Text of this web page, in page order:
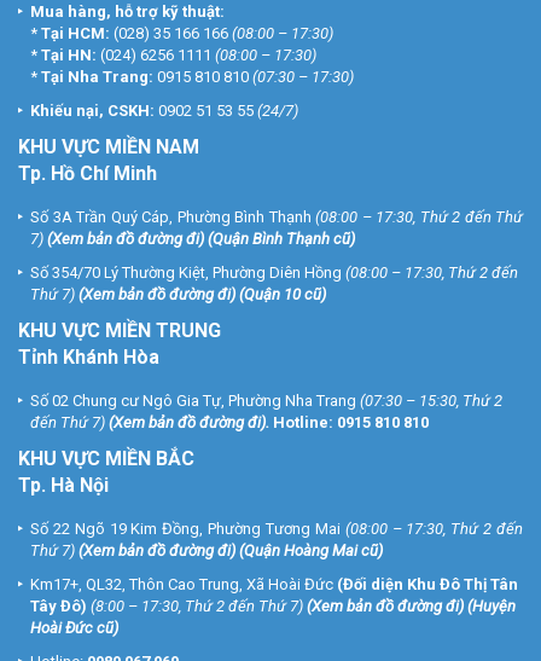
Mua hàng, hỗ trợ kỹ thuật:
* Tại HCM: (028) 35 166 166 (08:00 – 17:30)
* Tại HN: (024) 6256 1111 (08:00 – 17:30)
* Tại Nha Trang: 0915 810 810 (07:30 – 17:30)
Khiếu nại, CSKH: 0902 51 53 55 (24/7)
KHU VỰC MIỀN NAM
Tp. Hồ Chí Minh
Số 3A Trần Quý Cáp, Phường Bình Thạnh (08:00 – 17:30, Thứ 2 đến Thứ
7) (Xem bản đồ đường đi) (Quận Bình Thạnh cũ)
Số 354/70 Lý Thường Kiệt, Phường Diên Hồng (08:00 – 17:30, Thứ 2 đến
Thứ 7) (Xem bản đồ đường đi) (Quận 10 cũ)
KHU VỰC MIỀN TRUNG
Tỉnh Khánh Hòa
Số 02 Chung cư Ngô Gia Tự, Phường Nha Trang (07:30 – 15:30, Thứ 2
đến Thứ 7) (Xem bản đồ đường đi). Hotline: 0915 810 810
KHU VỰC MIỀN BẮC
Tp. Hà Nội
Số 22 Ngõ 19 Kim Đồng, Phường Tương Mai (08:00 – 17:30, Thứ 2 đến
Thứ 7) (Xem bản đồ đường đi) (Quận Hoàng Mai cũ)
Km17+, QL32, Thôn Cao Trung, Xã Hoài Đức (Đối diện Khu Đô Thị Tân
Tây Đô) (8:00 – 17:30, Thứ 2 đến Thứ 7) (Xem bản đồ đường đi) (Huyện
Hoài Đức cũ)